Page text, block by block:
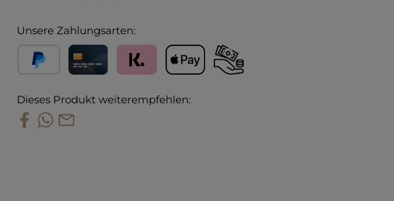
Unsere Zahlungsarten:
Dieses Produkt weiterempfehlen: